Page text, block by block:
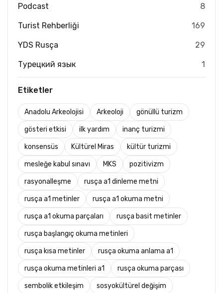
Podcast 8
Turist Rehberliği 169
YDS Rusça 29
Турецкий язык 1
Etiketler
Anadolu Arkeolojisi Arkeoloji gönüllü turizm
gösteri etkisi ilk yardım inanç turizmi
konsensüs Kültürel Miras kültür turizmi
mesleğe kabul sınavı MKS pozitivizm
rasyonalleşme rusça a1 dinleme metni
rusça a1 metinler rusça a1 okuma metni
rusça a1 okuma parçaları rusça basit metinler
rusça başlangıç okuma metinleri
rusça kısa metinler rusça okuma anlama a1
rusça okuma metinleri a1 rusça okuma parçası
sembolik etkileşim sosyokültürel değişim